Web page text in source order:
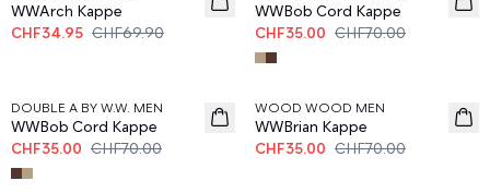
WWArch Kappe
CHF34.95 CHF69.90
WWBob Cord Kappe
CHF35.00 CHF70.00
DOUBLE A BY W.W. MEN
WWBob Cord Kappe
CHF35.00 CHF70.00
50%
WOOD WOOD MEN
WWBrian Kappe
CHF35.00 CHF70.00